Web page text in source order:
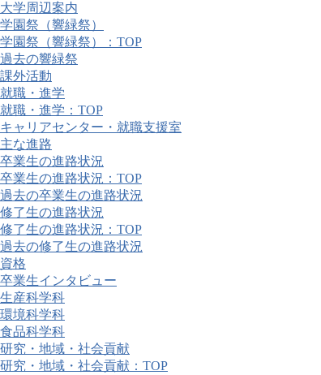
大学周辺案内
学園祭（響緑祭）
学園祭（響緑祭）：TOP
過去の響緑祭
課外活動
就職・進学
就職・進学：TOP
キャリアセンター・就職支援室
主な進路
卒業生の進路状況
卒業生の進路状況：TOP
過去の卒業生の進路状況
修了生の進路状況
修了生の進路状況：TOP
過去の修了生の進路状況
資格
卒業生インタビュー
生産科学科
環境科学科
食品科学科
研究・地域・社会貢献
研究・地域・社会貢献：TOP